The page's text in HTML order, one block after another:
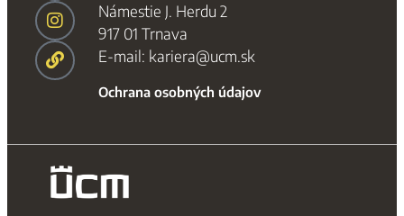
Námestie J. Herdu 2
917 01 Trnava
E-mail: kariera@ucm.sk
Ochrana osobných údajov